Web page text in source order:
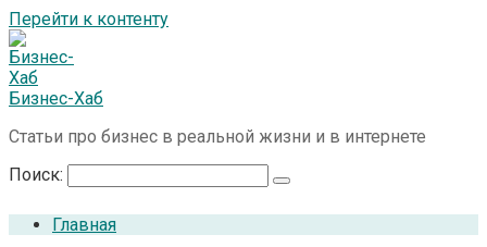
Перейти к контенту
Бизнес-Хаб
Статьи про бизнес в реальной жизни и в интернете
Поиск:
Главная